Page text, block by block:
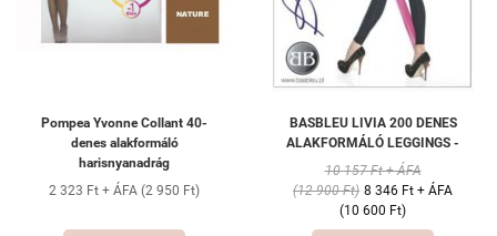
Pompea Yvonne Collant 40-
denes alakformáló
harisnyanadrág
2 323 Ft + ÁFA (2 950 Ft)
BASBLEU LIVIA 200 DENES
ALAKFORMÁLÓ LEGGINGS -
10 157 Ft + ÁFA
(12 900 Ft) 8 346 Ft + ÁFA
(10 600 Ft)